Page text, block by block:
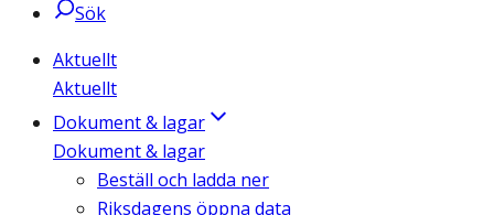
Sök
Aktuellt
Aktuellt
Dokument & lagar
Dokument & lagar
Beställ och ladda ner
Riksdagens öppna data